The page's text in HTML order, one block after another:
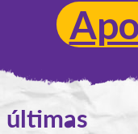
últimas